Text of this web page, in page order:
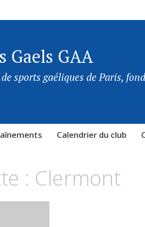
Gaels GAA
sports gaéliques de Paris,
Calendrier du club
: Clermont